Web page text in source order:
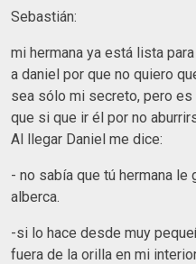
Sebastián:
mi hermana ya está lista
a daniel por que no quiero
sea sólo mi secreto, pero
que si que ir él por no
Al llegar Daniel me dice:
- no sabía que tú hermana
alberca.
-si lo hace desde muy
fuera de la orilla en mi